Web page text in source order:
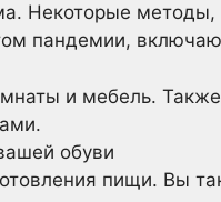
Некоторые
пандемии,
и мебель.
обуви
пищи. Вы